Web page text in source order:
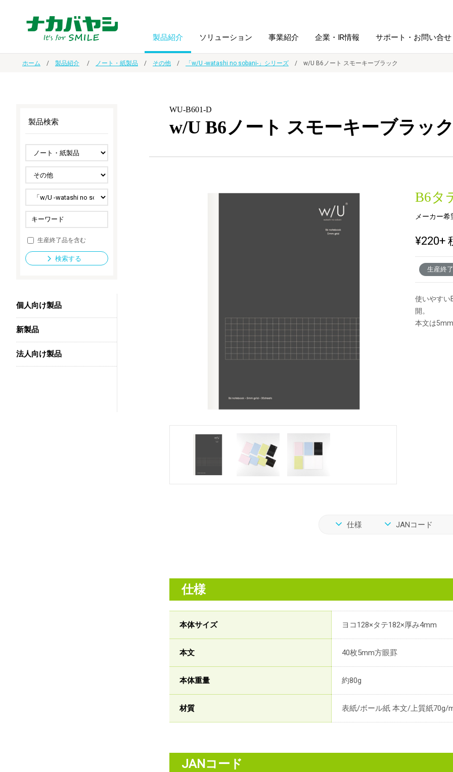
製品紹介
ノート・紙製品
ファイル・
ホルダー用品
スマートフォン・
タブレット関連
防災・
セキュリティ用品
デジタル文具
法人向け製品
ソリューション
オーダー手帳・ノベルティ制作 学校ソリューション
ドキュメントスキャニングサービス
導入事例
事業紹介 企業・IR情報
IR情報 沿革
サステナビリティ
サポート・お問い合せ
ホーム 製品紹介 ノート・紙製品 その他 「w/U -watashi no sobani-」シリーズ w/U B6ノート スモーキーブラック
WU-B601-D
w/U B6ノート スモーキーブラッ
B6タ
メーカー
¥220+
生産終
使いやすい
開。
本文は
仕様 JANコード
仕様
本体サイズ ヨコ128×タテ182×厚み4mm
本文 40枚5mm方眼罫
本体重量 約80g
材質 表紙/ボール紙 本文/上質紙70g/
JANコード
製品検索
生産終了品を含む
検索する
個人向け製品
新製品
法人向け製品